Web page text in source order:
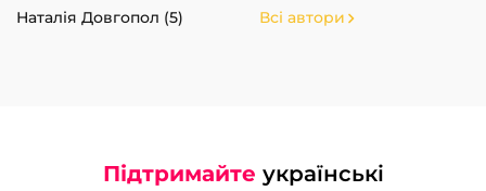
Наталія Довгопол (5)
Всі автори
Підтримайте українські